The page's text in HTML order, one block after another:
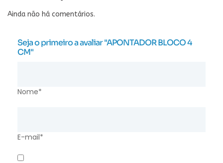
Ainda não há comentários.
Seja o primeiro a avaliar "APONTADOR BLOCO 4
CM"
Nome*
E-mail*